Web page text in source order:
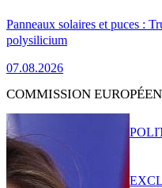
Panneaux solaires et puces :
polysilicium
07.08.2026
COMMISSION